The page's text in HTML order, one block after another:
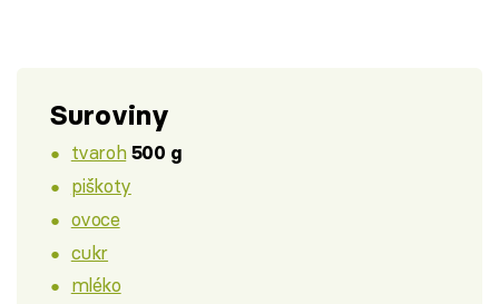
Suroviny
tvaroh 500 g
piškoty
ovoce
cukr
mléko